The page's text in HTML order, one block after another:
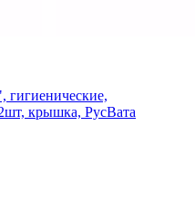
крышка, РусВата